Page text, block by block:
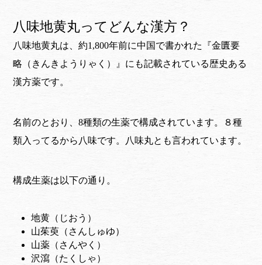
八味地黄丸ってどんな漢方？
八味地黄丸は、約1,800年前に中国で書かれた『金匱要
略（きんきようりゃく）』にも記載されている歴史ある
漢方薬です。
名前のとおり、8種類の生薬で構成されています。８種
類入ってるから八味です。八味丸とも言われています。
構成生薬は以下の通り。
地黄（じおう）
山茱萸（さんしゅゆ）
山薬（さんやく）
沢瀉（たくしゃ）